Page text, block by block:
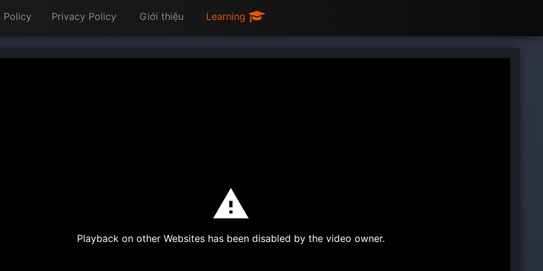
Policy Privacy Policy Giới thiệu Learning
Playback on other Websites has been disabled by the video owner.